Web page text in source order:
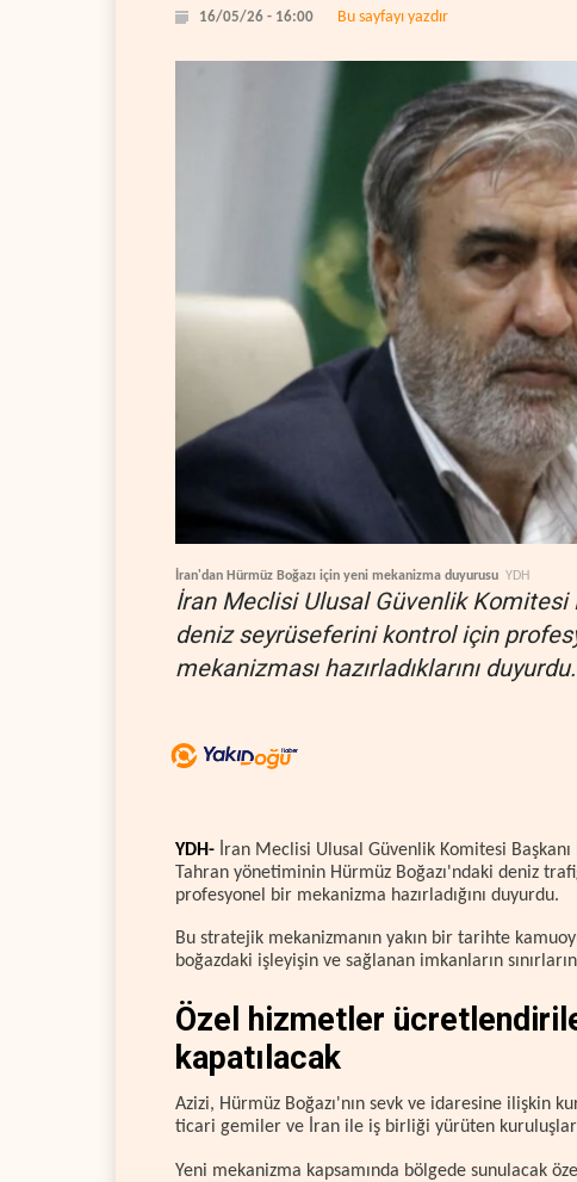
16/05/26 - 16:00 Bu sayfayı yazdır
İran'dan Hürmüz Boğazı için yeni mekanizma duyurusu YDH
İran Meclisi Ulusal Güvenlik Komitesi
deniz seyrüseferini kontrol için
mekanizması hazırladıklarını duyurdu.
YDH- İran Meclisi Ulusal Güvenlik Komitesi
Tahran yönetiminin Hürmüz Boğazı'ndaki deniz
profesyonel bir mekanizma hazırladığını duyurdu.
Bu stratejik mekanizmanın yakın bir tarihte
boğazdaki işleyişin ve sağlanan imkanların
Özel hizmetler
kapatılacak
Azizi, Hürmüz Boğazı'nın sevk ve idaresine ilişkin
ticari gemiler ve İran ile iş birliği yürüten kuruluşlarla
Yeni mekanizma kapsamında bölgede sunulacak